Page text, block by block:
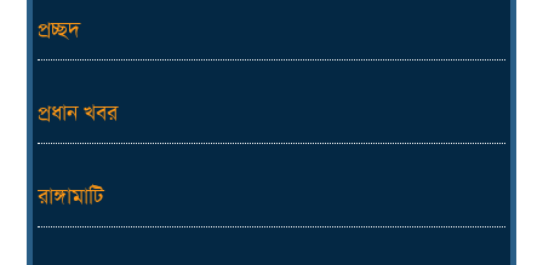
প্রচ্ছদ
প্রধান খবর
রাঙ্গামাটি